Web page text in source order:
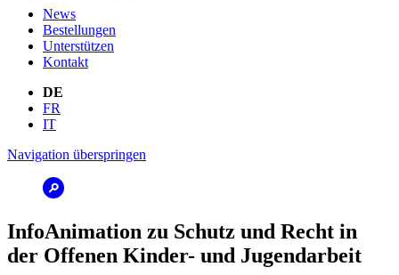
News
Bestellungen
Unterstützen
Kontakt
DE
FR
IT
Navigation überspringen
InfoAnimation zu Schutz und Recht in
der Offenen Kinder- und Jugendarbeit